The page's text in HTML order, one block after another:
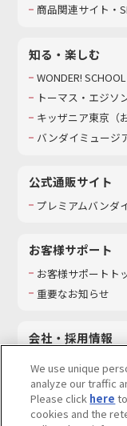
商品関連サイト・
知る・楽しむ
WONDER! SCHOOL
トーマス・エジソ
キッザニア東京（
バンダイミュージ
公式通販サイト
プレミアムバンダ
お客様サポート
お客様サポートト
重要なお知らせ
会社・採用情報
採用情報
サステナビリティ
お問い合わせ
We use unique
analyze our traffic
Please click here
cookies and the